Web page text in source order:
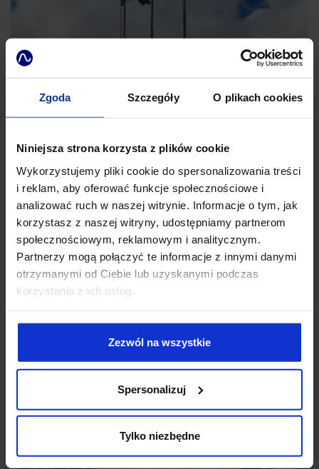
Zgoda Szczegóły O plikach cookies
Niniejsza strona korzysta z plików cookie
Wykorzystujemy pliki cookie do spersonalizowania treści
i reklam, aby oferować funkcje społecznościowe i
analizować ruch w naszej witrynie. Informacje o tym, jak
korzystasz z naszej witryny, udostępniamy partnerom
społecznościowym, reklamowym i analitycznym.
Partnerzy mogą połączyć te informacje z innymi danymi
otrzymanymi od Ciebie lub uzyskanymi podczas
korzystania z ich usług.
Zezwól na wszystkie
Spersonalizuj
Tylko niezbędne
Ustawa o systemach sztucznej inteligencji
sztucznej inteligencji. 15 października 2024 roku opublikowano
projekt ustawy o systemach sztucznej inteligencji, która ma za
zadanie wdrożyć do polskiego porządku prawnego
rozporządzenie Parlamentu Europejskiego i Rady znane jako
,,Akt o sztucznej inteligencji” (AI Act). W tym pierwszym artykule
z serii poświęconej nowej ustawie, przyjrzymy się bliżej
głównym założeniom nowych regulacji.
więcej...